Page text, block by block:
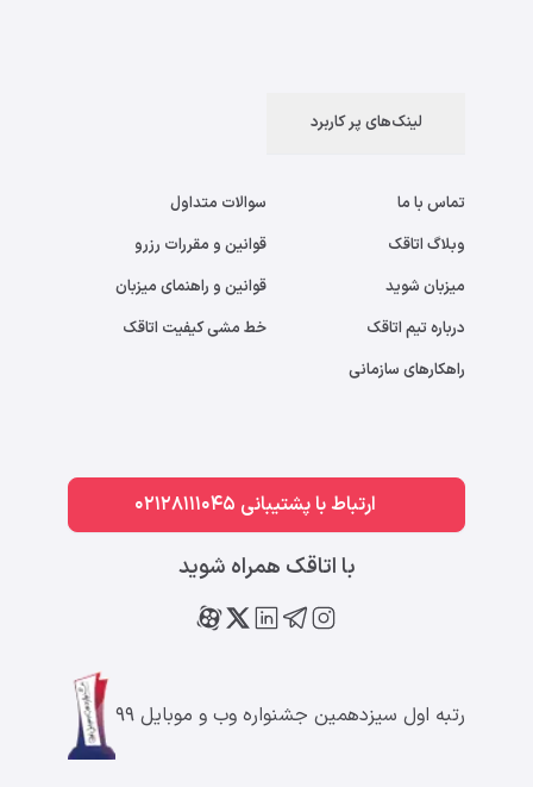
لینک‌های پر کاربرد
تماس با ما
وبلاگ اتاقک
میزبان شوید
درباره تیم اتاقک
راهکارهای سازمانی
سوالات متداول
قوانین و مقررات رزرو
قوانین و راهنمای میزبان
خط مشی کیفیت اتاقک
ارتباط با پشتیبانی 02128111045
با اتاقک همراه شوید
رتبه اول سیزدهمین جشنواره وب و موبایل ۹۹